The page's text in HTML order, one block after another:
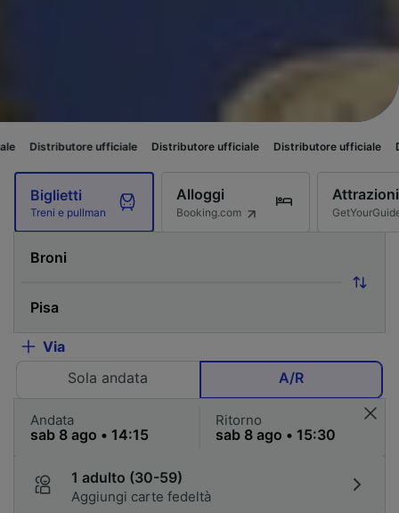
ufficiale Distributore ufficiale Distributore ufficiale Distributore
Biglietti
Treni e pullman
Alloggi
Booking.com
Attrazioni
Via
Sola andata
A/R
Andata Ritorno
1 adulto (30-59)
Aggiungi carte fedeltà